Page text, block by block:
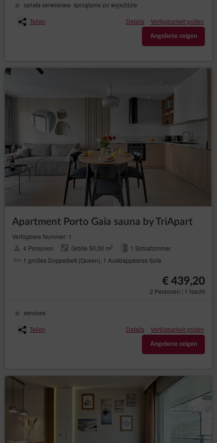
opłata serwisowa- sprzątanie po wyjeździe
Teilen
Details Verfügbarkeit prüfen
Angebote zeigen
Apartment Porto Gaia sauna by TriApart
Verfügbare Nummer: 1
4 Personen
Größe 50,00 m2
1 Schlafzimmer
1 großes Doppelbett (Queen), 1 Ausklappbares Sofa
€ 439,20
2 Personen / 1 Nacht
services
Teilen
Details Verfügbarkeit prüfen
Angebote zeigen